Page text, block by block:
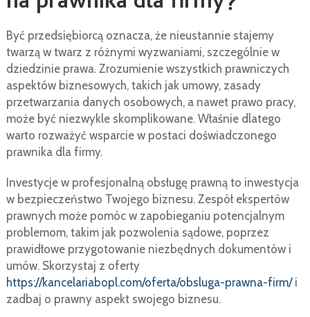
Być przedsiębiorcą oznacza, że nieustannie stajemy
twarzą w twarz z różnymi wyzwaniami, szczególnie w
dziedzinie prawa. Zrozumienie wszystkich prawniczych
aspektów biznesowych, takich jak umowy, zasady
przetwarzania danych osobowych, a nawet prawo pracy,
może być niezwykle skomplikowane. Właśnie dlatego
warto rozważyć wsparcie w postaci doświadczonego
prawnika dla firmy.
Investycje w profesjonalną obsługę prawną to inwestycja
w bezpieczeństwo Twojego biznesu. Zespół ekspertów
prawnych może pomóc w zapobieganiu potencjalnym
problemom, takim jak pozwolenia sądowe, poprzez
prawidłowe przygotowanie niezbędnych dokumentów i
umów. Skorzystaj z oferty
https://kancelariabopl.com/oferta/obsluga-prawna-firm/i
zadbaj o prawny aspekt swojego biznesu.